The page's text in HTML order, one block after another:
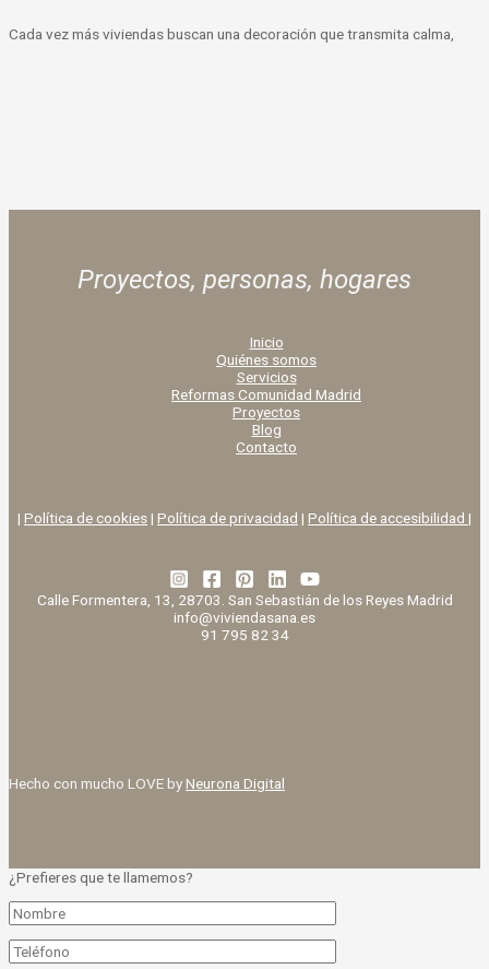
Cada vez más viviendas buscan una decoración que transmita calma,
Proyectos, personas, hogares
Inicio
Quiénes somos
Servicios
Reformas Comunidad Madrid
Proyectos
Blog
Contacto
| Política de cookies| Política de privacidad | Política de accesibilidad |
Calle Formentera, 13, 28703. San Sebastián de los Reyes Madrid
info@viviendasana.es
91 795 82 34
Hecho con mucho LOVE byNeurona Digital
¿Prefieres que te llamemos?